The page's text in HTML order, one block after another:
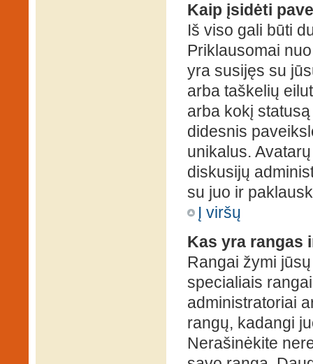
Kaip įsidėti
Iš viso gali būti
Priklausomai
yra susijęs su
arba taškelių
arba kokį
didesnis
unikalus.
diskusijų
su juo ir
Į viršų
Kas yra rangas
Rangai žymi
specialiais
administratoriai
rangų, kadangi
Nerašinėkite